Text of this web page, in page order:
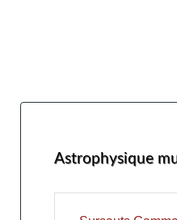
Astrophysique